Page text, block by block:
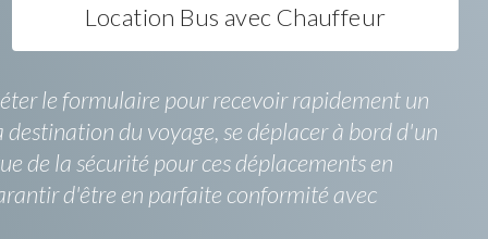
Location Bus avec Chauffeur
le formulaire pour recevoir rapidement un
du voyage, se déplacer à bord d'un
de la sécurité pour ces déplacements en
d'être en parfaite conformité avec